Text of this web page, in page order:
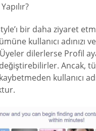
bir daha ziyaret
kullanıcı adınızı
dilerlerse Profil
Ancak,
kullanıcı